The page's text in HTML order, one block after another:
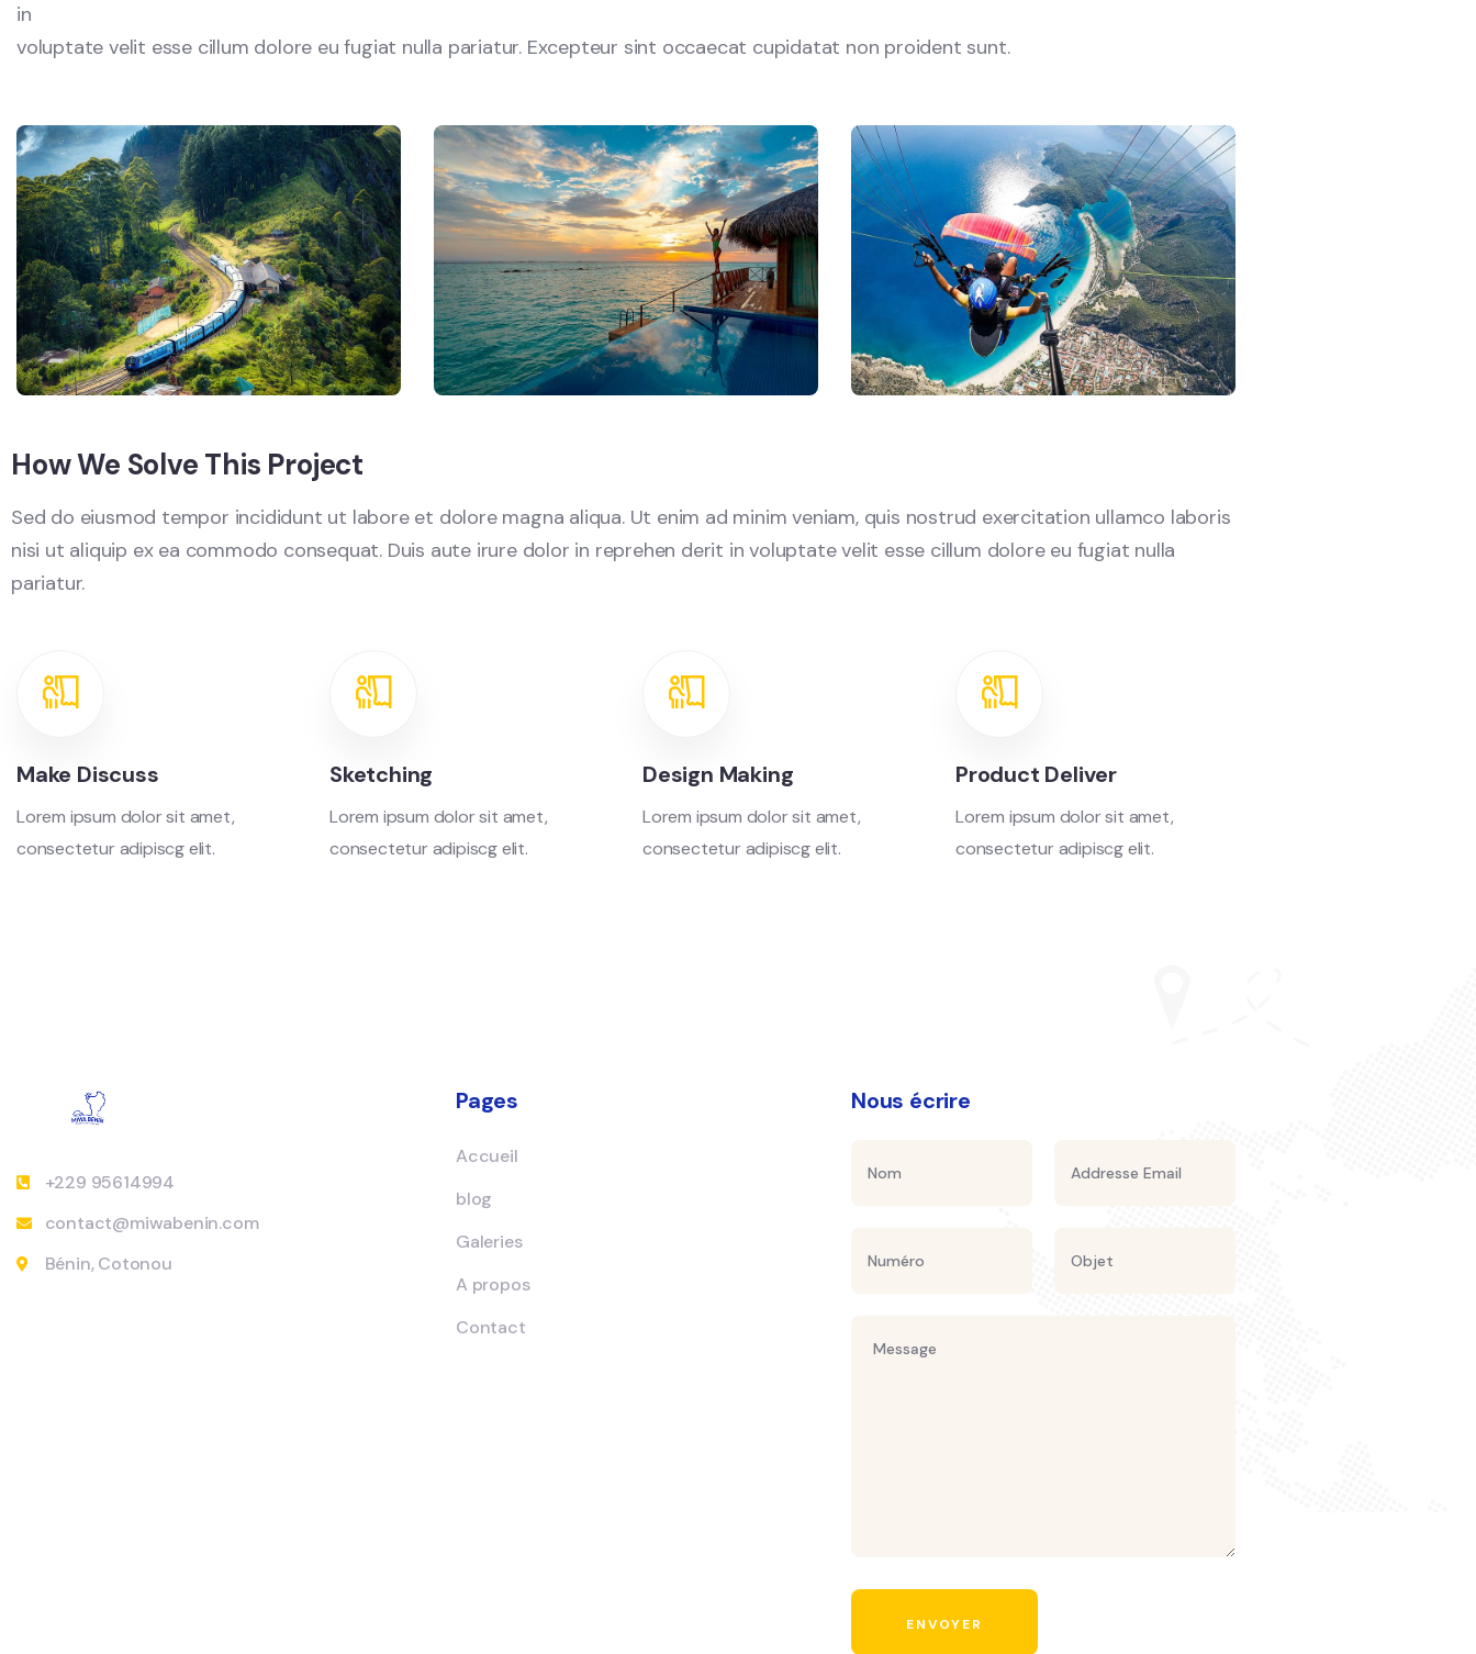
in
voluptate velit esse cillum dolore eu fugiat nulla pariatur. Excepteur sint occaecat cupidatat non proident sunt.
How We Solve This Project
Sed do eiusmod tempor incididunt ut labore et dolore magna aliqua. Ut enim ad minim veniam, quis nostrud exercitation ullamco laboris
nisi ut aliquip ex ea commodo consequat. Duis aute irure dolor in reprehen derit in voluptate velit esse cillum dolore eu fugiat nulla
pariatur.
Make Discuss
Lorem ipsum dolor sit amet,
consectetur adipiscg elit.
Sketching
Lorem ipsum dolor sit amet,
consectetur adipiscg elit.
Design Making
Lorem ipsum dolor sit amet,
consectetur adipiscg elit.
Product Deliver
Lorem ipsum dolor sit amet,
consectetur adipiscg elit.
+229 95614994
contact@miwabenin.com
Bénin, Cotonou
Pages
Accueil
blog
Galeries
A propos
Contact
Nous écrire